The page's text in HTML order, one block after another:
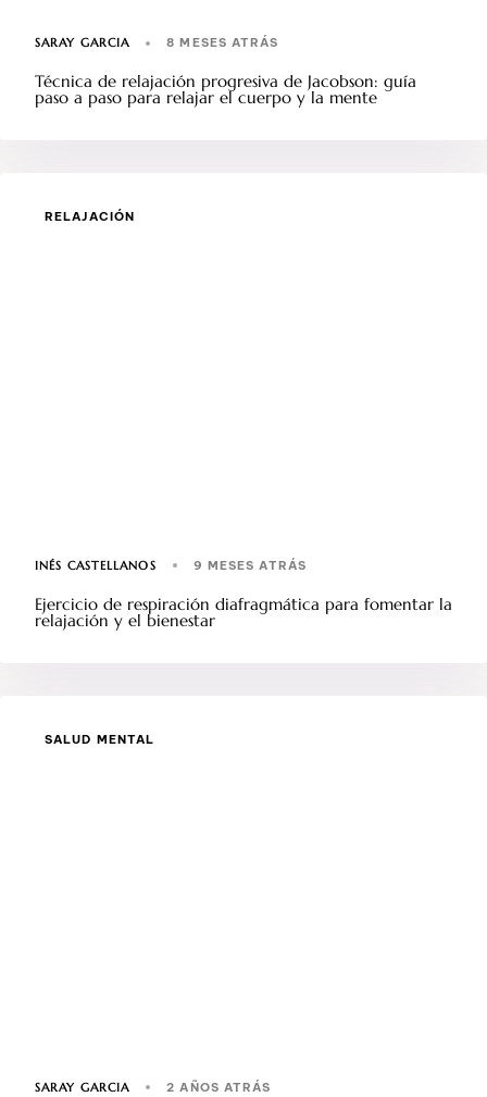
SARAY GARCIA 8 MESES ATRÁS
Técnica de relajación progresiva de Jacobson: guía
paso a paso para relajar el cuerpo y la mente
RELAJACIÓN
INÉS CASTELLANOS 9 MESES ATRÁS
Ejercicio de respiración diafragmática para fomentar la
relajación y el bienestar
SALUD MENTAL
SARAY GARCIA 2 AÑOS ATRÁS